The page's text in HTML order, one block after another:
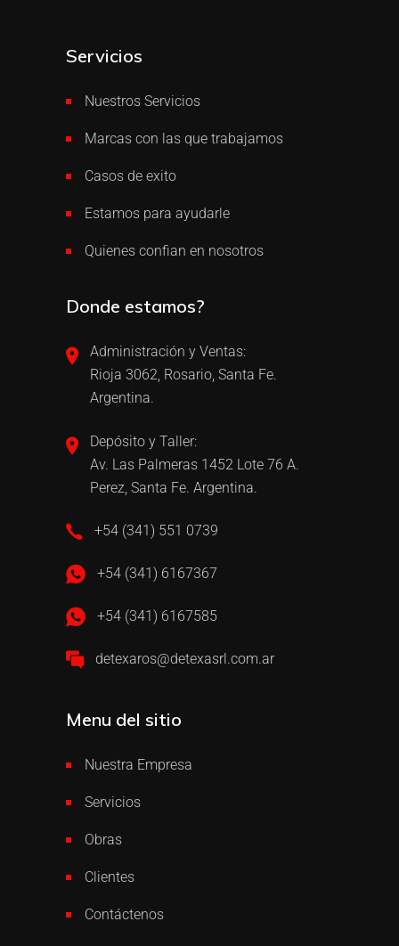
Servicios
Nuestros Servicios
Marcas con las que trabajamos
Casos de exito
Estamos para ayudarle
Quienes confian en nosotros
Donde estamos?
Administración y Ventas:
Rioja 3062, Rosario, Santa Fe.
Argentina.
Depósito y Taller:
Av. Las Palmeras 1452 Lote 76 A.
Perez, Santa Fe. Argentina.
+54 (341) 551 0739
+54 (341) 6167367
+54 (341) 6167585
detexaros@detexasrl.com.ar
Menu del sitio
Nuestra Empresa
Servicios
Obras
Clientes
Contáctenos